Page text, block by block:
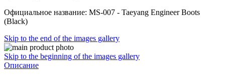
Официальное название: MS-007 - Taeyang Engineer Boots
(Black)
Skip to the end of the images gallery
Skip to the beginning of the images gallery
Описание